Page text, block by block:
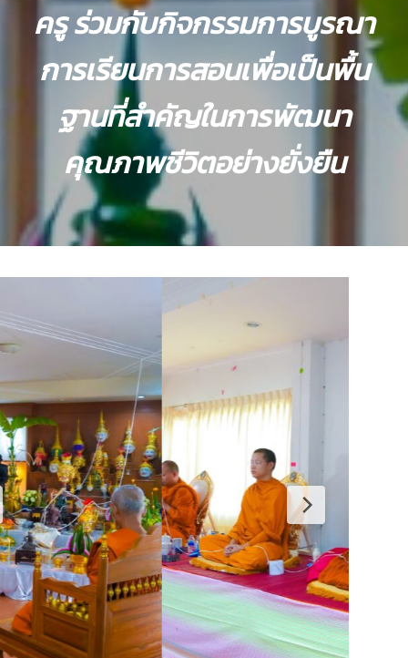
ครู ร่วมกับกิจกรรมการบูรณา
การเรียนการสอนเพื่อเป็นพื้น
ฐานที่สำคัญในการพัฒนา
คุณภาพชีวิตอย่างยั่งยืน